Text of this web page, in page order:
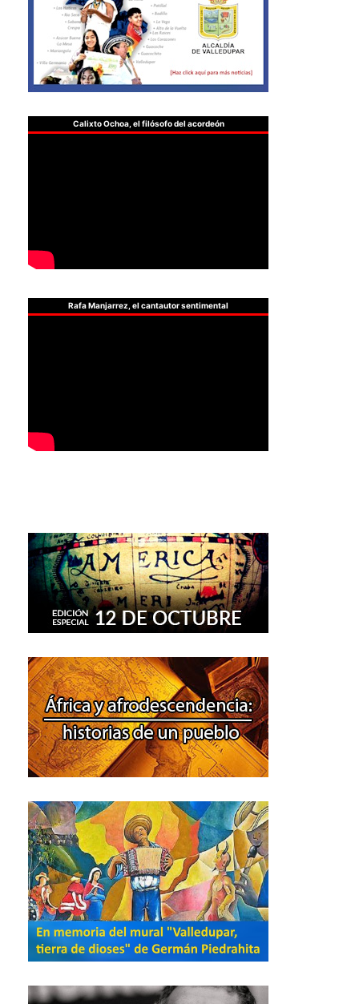
Calixto Ochoa, el filósofo del acordeón
Rafa Manjarrez, el cantautor sentimental